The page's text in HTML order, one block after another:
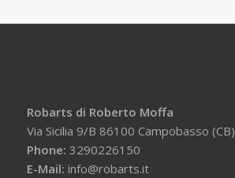
Robarts di Roberto Moffa
Via Sicilia 9/B 86100 Campobasso (CB)
Phone: 3290226150
E-Mail: info@robarts.it